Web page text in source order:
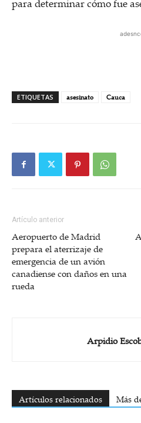
para determinar cómo fue
ETIQUETAS asesinato Cauca
Artículo anterior
Aeropuerto de Madrid
prepara el aterrizaje de
emergencia de un avión
canadiense con daños en una
rueda
Arpidio
Artículos relacionados Más